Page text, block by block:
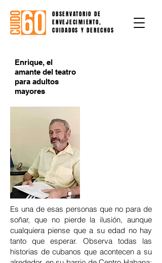
OBSERVATORIO DE
ENVEJECIMIENTO,
CUIDADOS Y DERECHOS
Enrique, el
amante del teatro
para adultos
mayores
Es una de esas personas que no para de
soñar, que no pierde la ilusión, aunque
cualquiera piense que a su edad no hay
tanto que esperar. Observa todas las
historias de cubanos que acontecen a su